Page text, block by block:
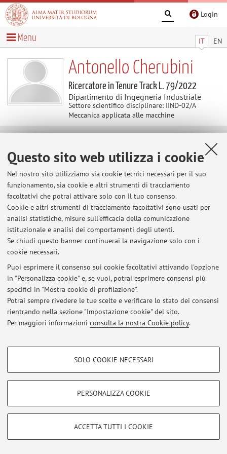
Questo sito web utilizza i cookie
Nel nostro sito utilizziamo sia cookie tecnici necessari per il suo
funzionamento, sia cookie e altri strumenti di tracciamento
facoltativi che potrai attivare solo con il tuo consenso.
Cookie e altri strumenti di tracciamento facoltativi sono usati per
analisi statistiche, misure sull'efficacia della comunicazione
istituzionale e analisi dei comportamenti degli utenti.
Se chiudi questo banner continuerai la navigazione solo con i
cookie necessari.
Puoi esprimere il consenso sui cookie facoltativi attivando l'opzione
in "Personalizza cookie" e, se vuoi, potrai esprimere consensi più
specifici in "Mostra cookie di profilazione".
Potrai sempre rivedere le tue scelte e verificare lo stato dei consensi
rientrando nella sezione "Impostazione cookie" del sito.
Per maggiori informazioni consulta la nostra Cookie policy.
COOKIE DI PROFILAZIONE - FACOLTATIVI
COOKIE TECNICI - NECESSARI
Si tratta di cookie tecnici utilizzati, a titolo esemplificativo, per il corretto
SOLO COOKIE NECESSARI
PERSONALIZZA COOKIE
ACCETTA TUTTI I COOKIE
Login
IT EN
Menu
Antonello Cherubini
Ricercatore in Tenure Track L. 79/2022
Dipartimento di Ingegneria Industriale
Settore scientifico disciplinare: IIND-02/A
Meccanica applicata alle macchine
Avvisi
Al momento non sono presenti avvisi.
Area riservata
Accedi tramite login per gestire tutti i contenuti del sito.
© 2026 - ALMA MATER STUDIORUM - Università di Bologna - Via
Zamboni, 33 - 40126 Bologna - Partita IVA: 01131710376
Privacy| Note legali |Impostazioni Cookie